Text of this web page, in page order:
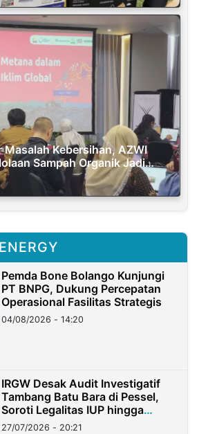
Masalah Kebersihan, AZWI
Sampah Organik Jadi
Pemda Bone Bolango Kunjungi
PT BNPG, Dukung Percepatan
Operasional Fasilitas Strategis
04/08/2026 - 14:20
IRGW Desak Audit Investigatif
Tambang Batu Bara di Pessel,
Soroti Legalitas IUP hingga
Stockpile
27/07/2026 - 20:21